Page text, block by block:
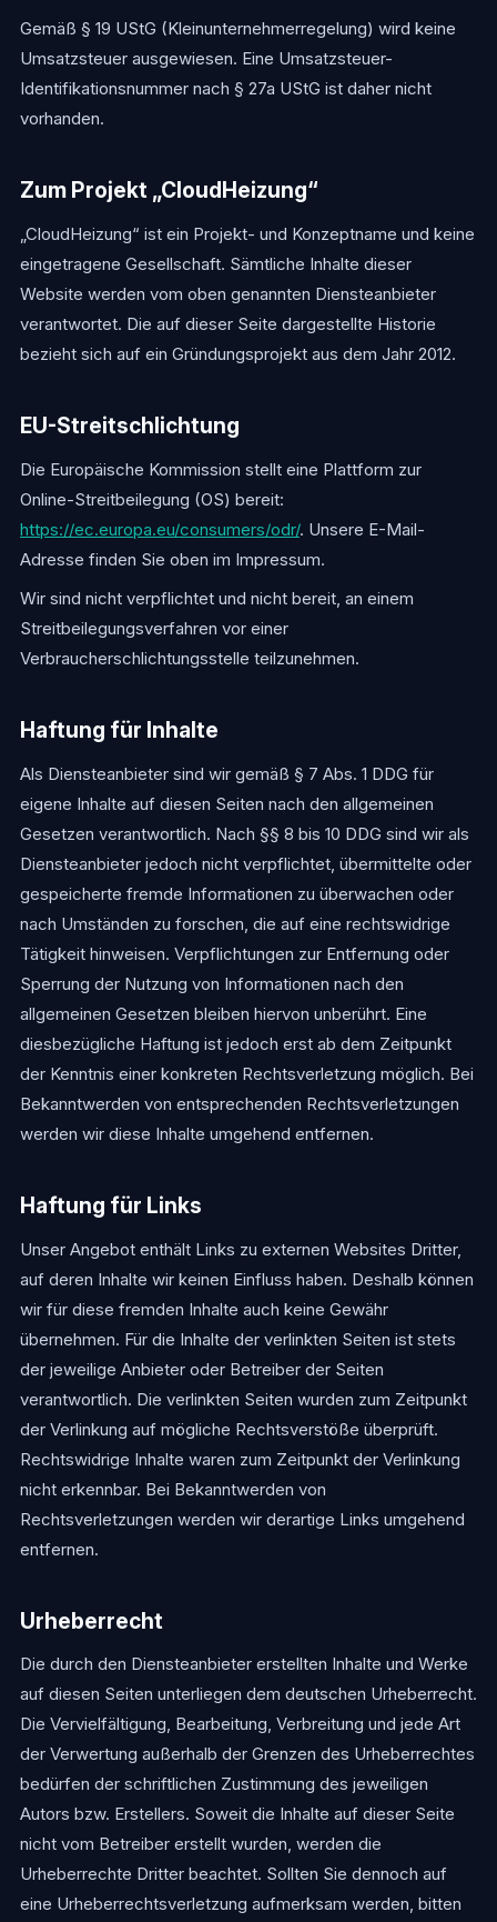
Gemäß § 19 UStG (Kleinunternehmerregelung) wird keine
Umsatzsteuer ausgewiesen. Eine Umsatzsteuer-
Identifikationsnummer nach § 27a UStG ist daher nicht
vorhanden.
Zum Projekt „CloudHeizung“
„CloudHeizung“ ist ein Projekt- und Konzeptname und keine
eingetragene Gesellschaft. Sämtliche Inhalte dieser
Website werden vom oben genannten Diensteanbieter
verantwortet. Die auf dieser Seite dargestellte Historie
bezieht sich auf ein Gründungsprojekt aus dem Jahr 2012.
EU-Streitschlichtung
Die Europäische Kommission stellt eine Plattform zur
Online-Streitbeilegung (OS) bereit:
https://ec.europa.eu/consumers/odr/. Unsere E-Mail-
Adresse finden Sie oben im Impressum.
Wir sind nicht verpflichtet und nicht bereit, an einem
Streitbeilegungsverfahren vor einer
Verbraucherschlichtungsstelle teilzunehmen.
Haftung für Inhalte
Als Diensteanbieter sind wir gemäß § 7 Abs. 1 DDG für
eigene Inhalte auf diesen Seiten nach den allgemeinen
Gesetzen verantwortlich. Nach §§ 8 bis 10 DDG sind wir als
Diensteanbieter jedoch nicht verpflichtet, übermittelte oder
gespeicherte fremde Informationen zu überwachen oder
nach Umständen zu forschen, die auf eine rechtswidrige
Tätigkeit hinweisen. Verpflichtungen zur Entfernung oder
Sperrung der Nutzung von Informationen nach den
allgemeinen Gesetzen bleiben hiervon unberührt. Eine
diesbezügliche Haftung ist jedoch erst ab dem Zeitpunkt
der Kenntnis einer konkreten Rechtsverletzung möglich. Bei
Bekanntwerden von entsprechenden Rechtsverletzungen
werden wir diese Inhalte umgehend entfernen.
Haftung für Links
Unser Angebot enthält Links zu externen Websites Dritter,
auf deren Inhalte wir keinen Einfluss haben. Deshalb können
wir für diese fremden Inhalte auch keine Gewähr
übernehmen. Für die Inhalte der verlinkten Seiten ist stets
der jeweilige Anbieter oder Betreiber der Seiten
verantwortlich. Die verlinkten Seiten wurden zum Zeitpunkt
der Verlinkung auf mögliche Rechtsverstöße überprüft.
Rechtswidrige Inhalte waren zum Zeitpunkt der Verlinkung
nicht erkennbar. Bei Bekanntwerden von
Rechtsverletzungen werden wir derartige Links umgehend
entfernen.
Urheberrecht
Die durch den Diensteanbieter erstellten Inhalte und Werke
auf diesen Seiten unterliegen dem deutschen Urheberrecht.
Die Vervielfältigung, Bearbeitung, Verbreitung und jede Art
der Verwertung außerhalb der Grenzen des Urheberrechtes
bedürfen der schriftlichen Zustimmung des jeweiligen
Autors bzw. Erstellers. Soweit die Inhalte auf dieser Seite
nicht vom Betreiber erstellt wurden, werden die
Urheberrechte Dritter beachtet. Sollten Sie dennoch auf
eine Urheberrechtsverletzung aufmerksam werden, bitten